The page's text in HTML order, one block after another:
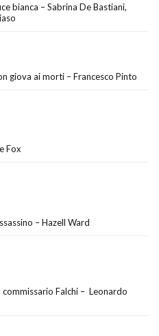
bianca – Sabrina De Bastiani,
giova ai morti – Francesco Pinto
Fox
– Hazell Ward
commissario Falchi – Leonardo